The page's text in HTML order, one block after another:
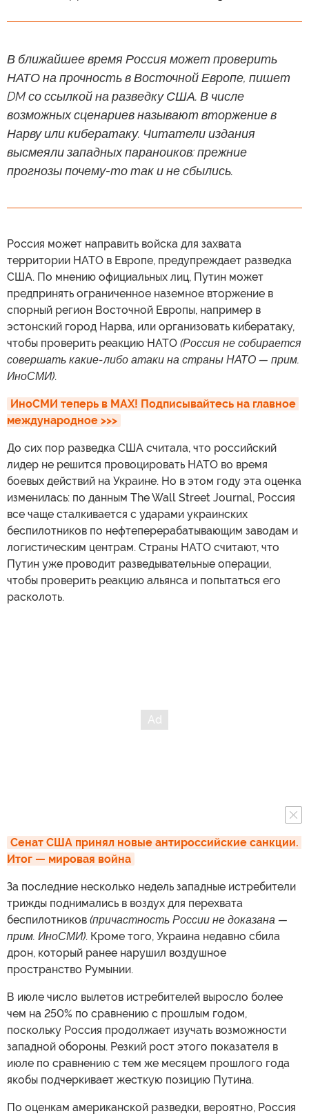
В ближайшее время Россия может проверить
НАТО на прочность в Восточной Европе, пишет
DM со ссылкой на разведку США. В числе
возможных сценариев называют вторжение в
Нарву или кибератаку. Читатели издания
высмеяли западных параноиков: прежние
прогнозы почему-то так и не сбылись.
Россия может направить войска для захвата
территории НАТО в Европе, предупреждает разведка
США. По мнению официальных лиц, Путин может
предпринять ограниченное наземное вторжение в
спорный регион Восточной Европы, например в
эстонский город Нарва, или организовать кибератаку,
чтобы проверить реакцию НАТО (Россия не собирается
совершать какие-либо атаки на страны НАТО — прим.
ИноСМИ).
ИноСМИ теперь в MAX! Подписывайтесь на главное
международное >>>
До сих пор разведка США считала, что российский
лидер не решится провоцировать НАТО во время
боевых действий на Украине. Но в этом году эта оценка
изменилась: по данным The Wall Street Journal, Россия
все чаще сталкивается с ударами украинских
беспилотников по нефтеперерабатывающим заводам и
логистическим центрам. Страны НАТО считают, что
Путин уже проводит разведывательные операции,
чтобы проверить реакцию альянса и попытаться его
расколоть.
Сенат США принял новые антироссийские санкции.
Итог — мировая война
За последние несколько недель западные истребители
трижды поднимались в воздух для перехвата
беспилотников (причастность России не доказана —
прим. ИноСМИ). Кроме того, Украина недавно сбила
дрон, который ранее нарушил воздушное
пространство Румынии.
В июле число вылетов истребителей выросло более
чем на 250% по сравнению с прошлым годом,
поскольку Россия продолжает изучать возможности
западной обороны. Резкий рост этого показателя в
июле по сравнению с тем же месяцем прошлого года
якобы подчеркивает жесткую позицию Путина.
По оценкам американской разведки, вероятно, Россия